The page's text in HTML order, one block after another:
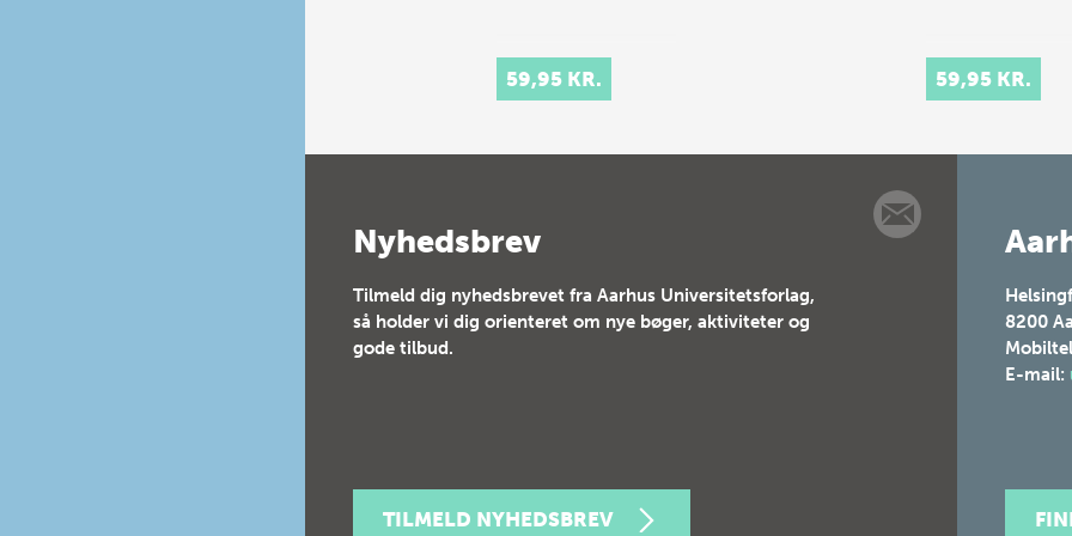
59,95 KR. 59,95 KR.
Nyhedsbrev
Tilmeld dig nyhedsbrevet fra Aarhus Universitetsforlag,
så holder vi dig orienteret om nye bøger, aktiviteter og
gode tilbud.
TILMELD NYHEDSBREV
8200
E-mail: